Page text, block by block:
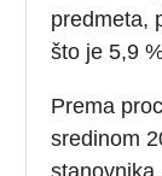
predmeta,
što je 5,9
Prema
sredinom